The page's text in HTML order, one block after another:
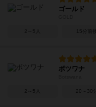
ゴールド
2～5人 15分前後
ボツワナ
2～5人 20～30分